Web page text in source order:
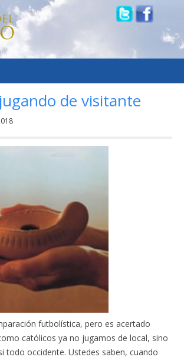
content
de visitante
futbolística, pero es acertado
católicos ya no jugamos de local, sino
todo occidente. Ustedes saben, cuando